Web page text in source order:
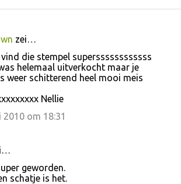
zei…
die stempel superssssssssssss
helemaal uitverkocht maar je
weer schitterend heel mooi meis
Nellie
2010 om 18:31
geworden.
schatje is het.